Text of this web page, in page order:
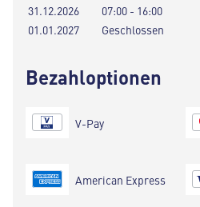
31.12.2026
07:00 - 16:00
01.01.2027
Geschlossen
Bezahloptionen
V-Pay
American Express